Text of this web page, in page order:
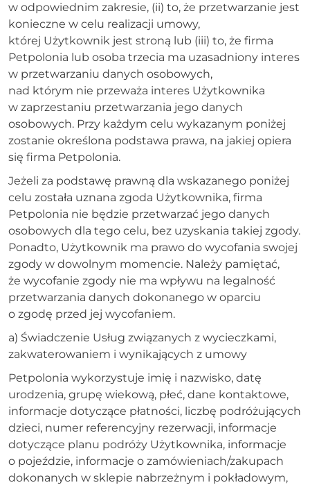
w odpowiednim zakresie, (ii) to, że przetwarzanie jest
konieczne w celu realizacji umowy,
której Użytkownik jest stroną lub (iii) to, że firma
Petpolonia lub osoba trzecia ma uzasadniony interes
w przetwarzaniu danych osobowych,
nad którym nie przeważa interes Użytkownika
w zaprzestaniu przetwarzania jego danych
osobowych. Przy każdym celu wykazanym poniżej
zostanie określona podstawa prawa, na jakiej opiera
się firma Petpolonia.
Jeżeli za podstawę prawną dla wskazanego poniżej
celu została uznana zgoda Użytkownika, firma
Petpolonia nie będzie przetwarzać jego danych
osobowych dla tego celu, bez uzyskania takiej zgody.
Ponadto, Użytkownik ma prawo do wycofania swojej
zgody w dowolnym momencie. Należy pamiętać,
że wycofanie zgody nie ma wpływu na legalność
przetwarzania danych dokonanego w oparciu
o zgodę przed jej wycofaniem.
a) Świadczenie Usług związanych z wycieczkami,
zakwaterowaniem i wynikających z umowy
Petpolonia wykorzystuje imię i nazwisko, datę
urodzenia, grupę wiekową, płeć, dane kontaktowe,
informacje dotyczące płatności, liczbę podróżujących
dzieci, numer referencyjny rezerwacji, informacje
dotyczące planu podróży Użytkownika, informacje
o pojeździe, informacje o zamówieniach/zakupach
dokonanych w sklepie nabrzeżnym i pokładowym,